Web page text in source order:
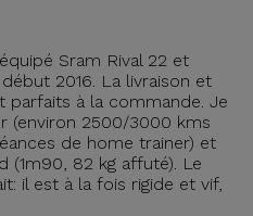
Sram Rival 22 et
2016. La livraison et
parfaits à la commande. Je
(environ 2500/3000 kms
de home trainer) et
(1m90, 82 kg affuté). Le
il est à la fois rigide et vif,